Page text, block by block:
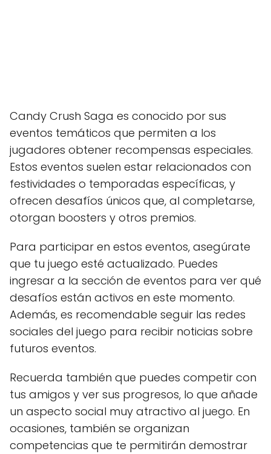
Candy Crush Saga es conocido por sus
eventos temáticos que permiten a los
jugadores obtener recompensas especiales.
Estos eventos suelen estar relacionados con
festividades o temporadas específicas, y
ofrecen desafíos únicos que, al completarse,
otorgan boosters y otros premios.
Para participar en estos eventos, asegúrate
que tu juego esté actualizado. Puedes
ingresar a la sección de eventos para ver qué
desafíos están activos en este momento.
Además, es recomendable seguir las redes
sociales del juego para recibir noticias sobre
futuros eventos.
Recuerda también que puedes competir con
tus amigos y ver sus progresos, lo que añade
un aspecto social muy atractivo al juego. En
ocasiones, también se organizan
competencias que te permitirán demostrar